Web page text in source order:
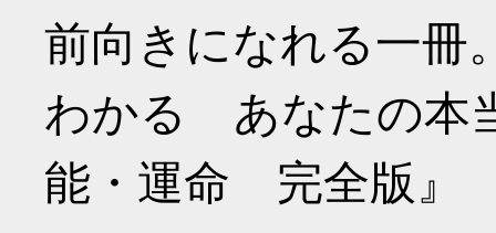
前向きになれる一冊
わかる あなたの本
能・運命 完全版』